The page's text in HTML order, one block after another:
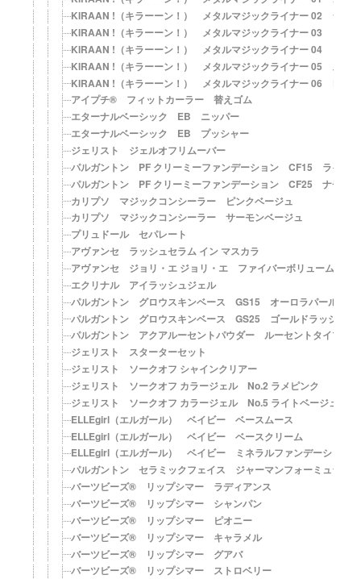
KIRAAN !（キラーーン！） メタルマジックライナー 02 シル
KIRAAN !（キラーーン！） メタルマジックライナー 03 ロッ
KIRAAN !（キラーーン！） メタルマジックライナー 04 ピン
KIRAAN !（キラーーン！） メタルマジックライナー 05 スイ
KIRAAN !（キラーーン！） メタルマジックライナー 06 レイ
アイプチ® フィットカーラー 替えゴム
エターナルベーシック EB ニッパー
エターナルベーシック EB プッシャー
ジェリスト ジェルオフリムーバー
パルガントン PF クリーミーファンデーション CF15 ライトベ
パルガントン PF クリーミーファンデーション CF25 ナチュラ
カリプソ マジックコンシーラー ピンクベージュ
カリプソ マジックコンシーラー サーモンベージュ
プリュドール セパレート
アヴァンセ ラッシュセラム イン マスカラ
アヴァンセ ジョリ・エ ジョリ・エ ファイバーボリューム マス
エクリナル アイラッシュジェル
パルガントン グロウスキンベース GS15 オーロラパール＋シ
パルガントン グロウスキンベース GS25 ゴールドラッシュ＋
パルガントン アクアルーセントパウダー ルーセントタイプ＋
ジェリスト スターターセット
ジェリスト ソークオフ シャインクリアー
ジェリスト ソークオフ カラージェル No.2 ラメピンク
ジェリスト ソークオフ カラージェル No.5 ライトベージュ
ELLEgirl（エルガール） ベイビー ベースムース
ELLEgirl（エルガール） ベイビー ベースクリーム
ELLEgirl（エルガール） ベイビー ミネラルファンデーション
パルガントン セラミックフェイス ジャーマンフォーミュラ
バーツビーズ® リップシマー ラディアンス
バーツビーズ® リップシマー シャンパン
バーツビーズ® リップシマー ピオニー
バーツビーズ® リップシマー キャラメル
バーツビーズ® リップシマー グアバ
バーツビーズ® リップシマー ストロベリー